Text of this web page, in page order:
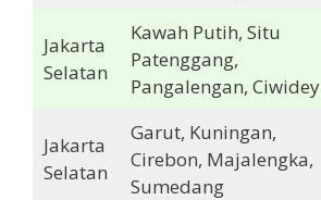
Jakarta
Selatan
Kawah Putih, Situ
Patenggang,
Pangalengan, Ciwidey
Jakarta
Selatan
Garut, Kuningan,
Cirebon, Majalengka,
Sumedang